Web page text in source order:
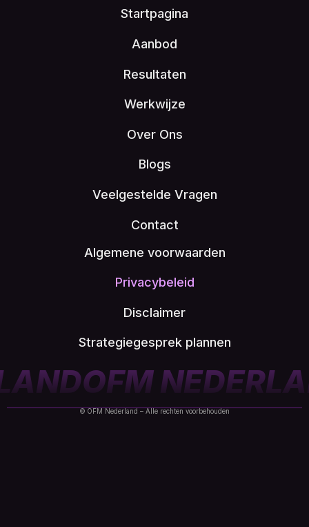
Startpagina
Aanbod
Resultaten
Werkwijze
Over Ons
Blogs
Veelgestelde Vragen
Contact
Algemene voorwaarden
Privacybeleid
Disclaimer
Strategiegesprek plannen
OFM
© OFM Nederland – Alle rechten voorbehouden